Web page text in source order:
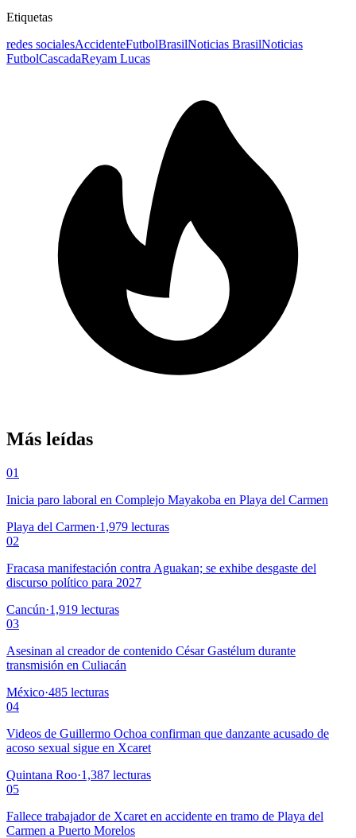
Etiquetas
redes socialesAccidenteFutbolBrasilNoticias BrasilNoticias
FutbolCascadaReyam Lucas
Más leídas
01
Inicia paro laboral en Complejo Mayakoba en Playa del Carmen
Playa del Carmen·1,979 lecturas
02
Fracasa manifestación contra Aguakan; se exhibe desgaste del
discurso político para 2027
Cancún·1,919 lecturas
03
Asesinan al creador de contenido César Gastélum durante
transmisión en Culiacán
México·485 lecturas
04
Videos de Guillermo Ochoa confirman que danzante acusado de
acoso sexual sigue en Xcaret
Quintana Roo·1,387 lecturas
05
Fallece trabajador de Xcaret en accidente en tramo de Playa del
Carmen a Puerto Morelos